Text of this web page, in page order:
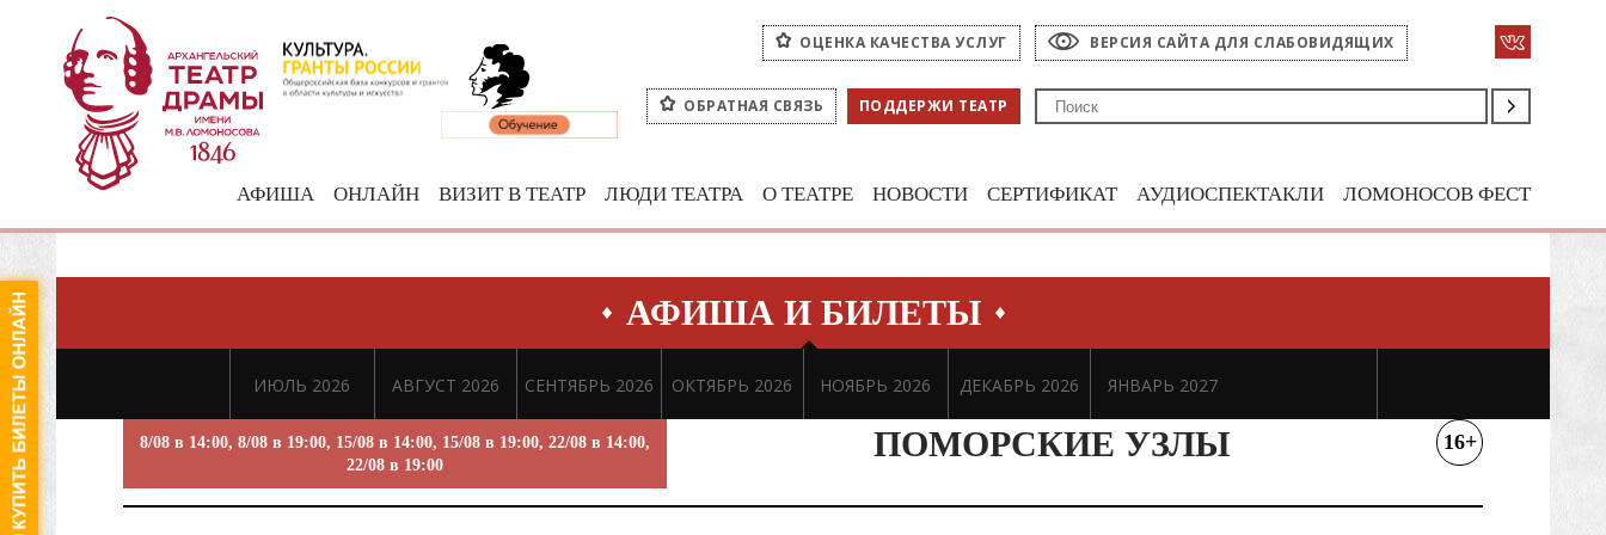
ОЦЕНКА КАЧЕСТВА УСЛУГ ВЕРСИЯ САЙТА ДЛЯ СЛАБОВИДЯЩИХ
ОБРАТНАЯ СВЯЗЬ ПОДДЕРЖИ ТЕАТР
АФИША ОНЛАЙН ВИЗИТ В ТЕАТР ЛЮДИ ТЕАТРА О ТЕАТРЕ НОВОСТИ СЕРТИФИКАТ АУДИОСПЕКТАКЛИ ЛОМОНОСОВ ФЕСТ
АФИША И БИЛЕТЫ
ИЮЛЬ 2026 АВГУСТ 2026 СЕНТЯБРЬ 2026 ОКТЯБРЬ 2026 НОЯБРЬ 2026 ДЕКАБРЬ 2026 ЯНВАРЬ 2027
8/08 в 14:00, 8/08 в 19:00, 15/08 в 14:00, 15/08 в 19:00, 22/08 в 14:00,
22/08 в 19:00
ПОМОРСКИЕ УЗЛЫ 16+